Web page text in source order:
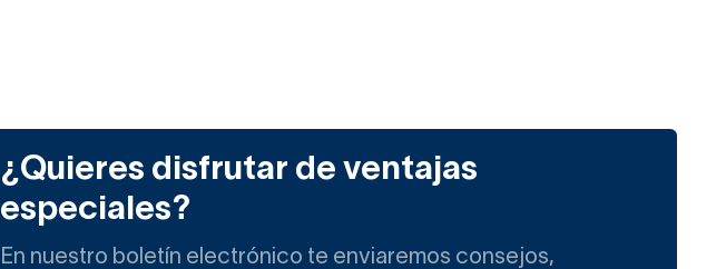
¿Quieres disfrutar de ventajas
especiales?
En nuestro boletín electrónico te enviaremos consejos,